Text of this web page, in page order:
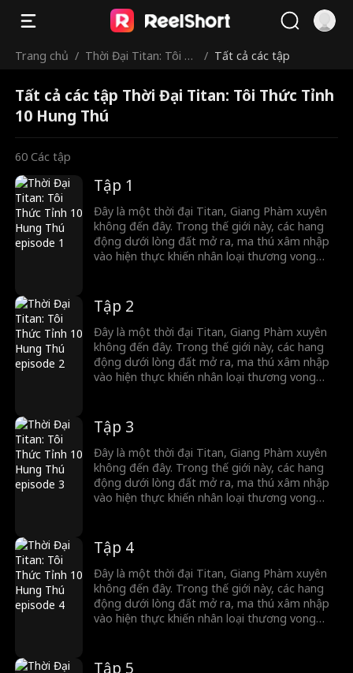
Trang chủ / Thời Đại Titan: Tôi T
ú
/ Tất cả các tập
Tất cả các tập Thời Đại Titan: Tôi Thức Tỉnh
10 Hung Thú
60 Các tập
Tập 1
Đây là một thời đại Titan, Giang Phàm xuyên
không đến đây. Trong thế giới này, các hang
động dưới lòng đất mở ra, ma thú xâm nhập
vào hiện thực khiến nhân loại thương vong
thú. Thế nhưng, Giang Phàm lại thức tỉnh
Tháp Thập Hung, bên trong ẩn chứa 10 hung
thú cấp Thần. Hãy xem Giang Phàm làm thế
nào tung hoành ngang dọc trong thời đại Titan.
Tập 2
Đây là một thời đại Titan, Giang Phàm xuyên
không đến đây. Trong thế giới này, các hang
động dưới lòng đất mở ra, ma thú xâm nhập
vào hiện thực khiến nhân loại thương vong
thú. Thế nhưng, Giang Phàm lại thức tỉnh
Tháp Thập Hung, bên trong ẩn chứa 10 hung
thú cấp Thần. Hãy xem Giang Phàm làm thế
nào tung hoành ngang dọc trong thời đại Titan.
Tập 3
Đây là một thời đại Titan, Giang Phàm xuyên
không đến đây. Trong thế giới này, các hang
động dưới lòng đất mở ra, ma thú xâm nhập
vào hiện thực khiến nhân loại thương vong
thú. Thế nhưng, Giang Phàm lại thức tỉnh
Tháp Thập Hung, bên trong ẩn chứa 10 hung
thú cấp Thần. Hãy xem Giang Phàm làm thế
nào tung hoành ngang dọc trong thời đại Titan.
Tập 4
Đây là một thời đại Titan, Giang Phàm xuyên
không đến đây. Trong thế giới này, các hang
động dưới lòng đất mở ra, ma thú xâm nhập
vào hiện thực khiến nhân loại thương vong
thú. Thế nhưng, Giang Phàm lại thức tỉnh
Tập 5